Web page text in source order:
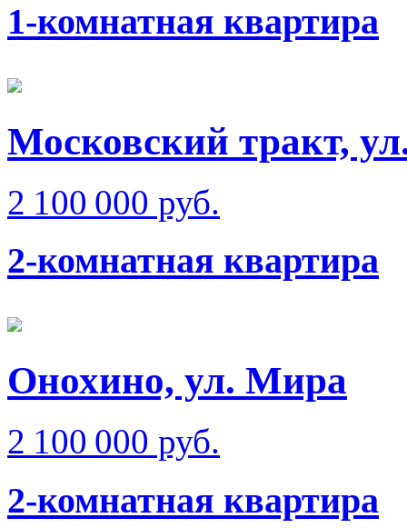
1-комнатная квартира
Московский тракт,
2 100 000 руб.
2-комнатная квартира
Онохино, ул. Мира
2 100 000 руб.
2-комнатная квартира